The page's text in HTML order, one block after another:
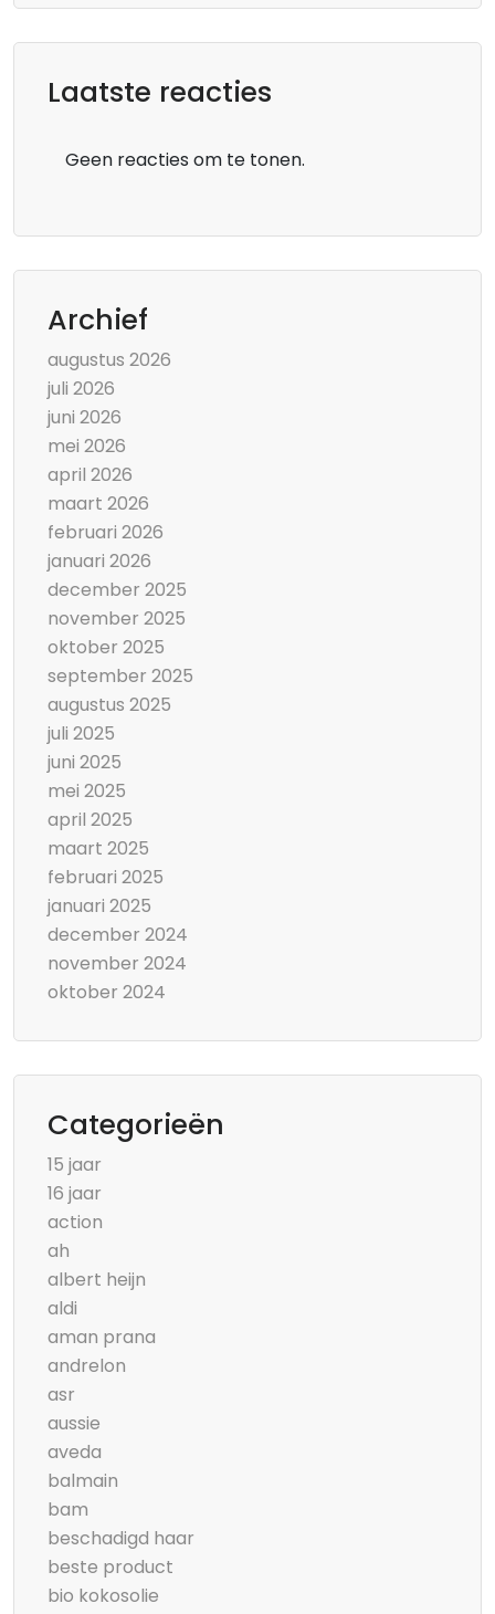
Laatste reacties
Geen reacties om te tonen.
Archief
augustus 2026
juli 2026
juni 2026
mei 2026
april 2026
maart 2026
februari 2026
januari 2026
december 2025
november 2025
oktober 2025
september 2025
augustus 2025
juli 2025
juni 2025
mei 2025
april 2025
maart 2025
februari 2025
januari 2025
december 2024
november 2024
oktober 2024
Categorieën
15 jaar
16 jaar
action
ah
albert heijn
aldi
aman prana
andrelon
asr
aussie
aveda
balmain
bam
beschadigd haar
beste product
bio kokosolie